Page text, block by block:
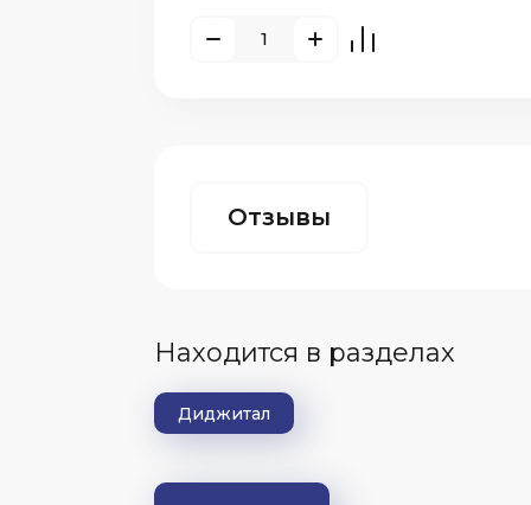
Отзывы
Находится в разделах
Диджитал